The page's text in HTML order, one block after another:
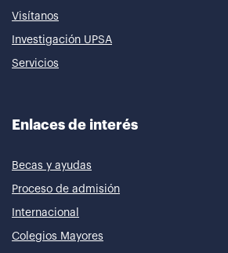
Visítanos
Investigación UPSA
Servicios
Enlaces de interés
Becas y ayudas
Proceso de admisión
Internacional
Colegios Mayores